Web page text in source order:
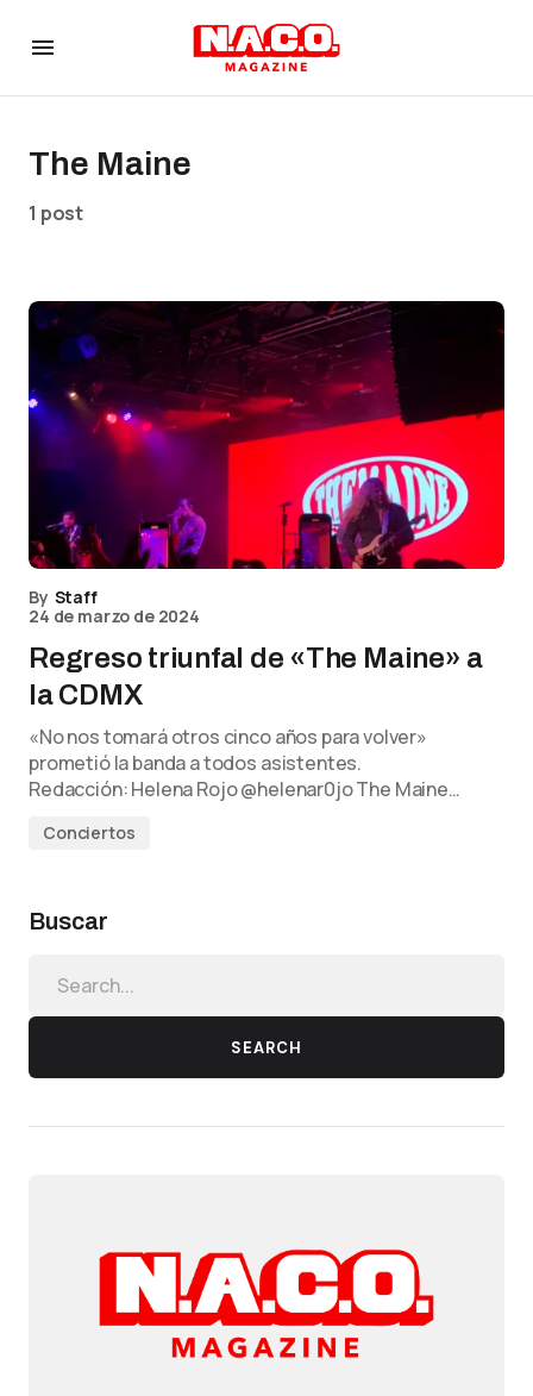
The Maine
1 post
By Staff
24 de marzo de 2024
Regreso triunfal de «The Maine» a
la CDMX
«No nos tomará otros cinco años para volver»
prometió la banda a todos asistentes.
Redacción: Helena Rojo @helenar0jo The Maine…
Conciertos
Buscar
SEARCH